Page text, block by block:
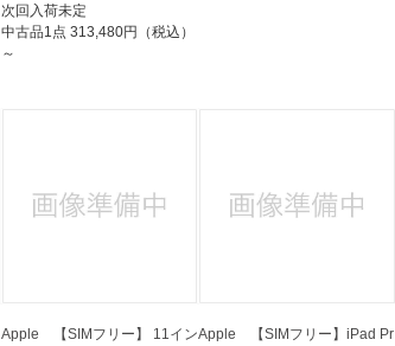
次回入荷未定
中古品1点 313,480円（税込）
～
Apple 【SIMフリー】 11インApple 【SIMフリー】iPad Pr